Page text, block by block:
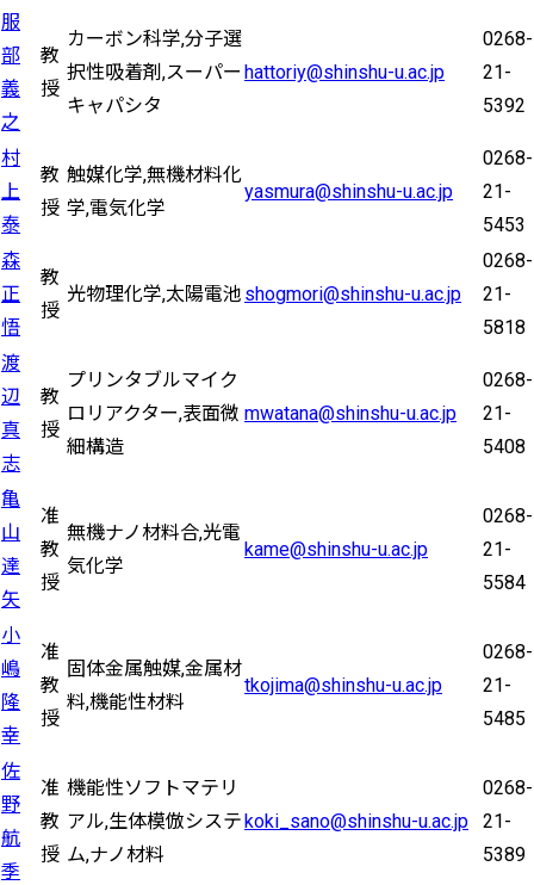
服
部
義
之
教
授
カーボン科学,分子選
択性吸着剤,スーパー
キャパシタ
hattoriy@shinshu-u.ac.jp
0268-
21-
5392
村
上
泰
教
授
触媒化学,無機材料化
学,電気化学
yasmura@shinshu-u.ac.jp
0268-
21-
5453
森
正
悟
教
授
光物理化学,太陽電池 shogmori@shinshu-u.ac.jp
0268-
21-
5818
渡
辺
真
志
教
授
プリンタブルマイク
ロリアクター,表面微
細構造
mwatana@shinshu-u.ac.jp
0268-
21-
5408
亀
山
達
矢
准
教
授
無機ナノ材料合,光電
気化学
kame@shinshu-u.ac.jp
0268-
21-
5584
小
嶋
隆
幸
准
教
授
固体金属触媒,金属材
料,機能性材料
tkojima@shinshu-u.ac.jp
0268-
21-
5485
佐
野
航
季
准
教
授
機能性ソフトマテリ
アル,生体模倣システ
ム,ナノ材料
koki_sano@shinshu-u.ac.jp
0268-
21-
5389